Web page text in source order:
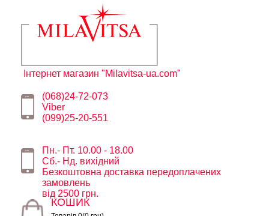
Інтернет магазин "Milavitsa-ua.com"
(068)24-72-073
Viber
(099)25-20-551
Пн.- Пт. 10.00 - 18.00
Сб.- Нд. вихідний
Безкоштовна доставка передоплачених
замовлень
від 2500 грн.
КОШИК